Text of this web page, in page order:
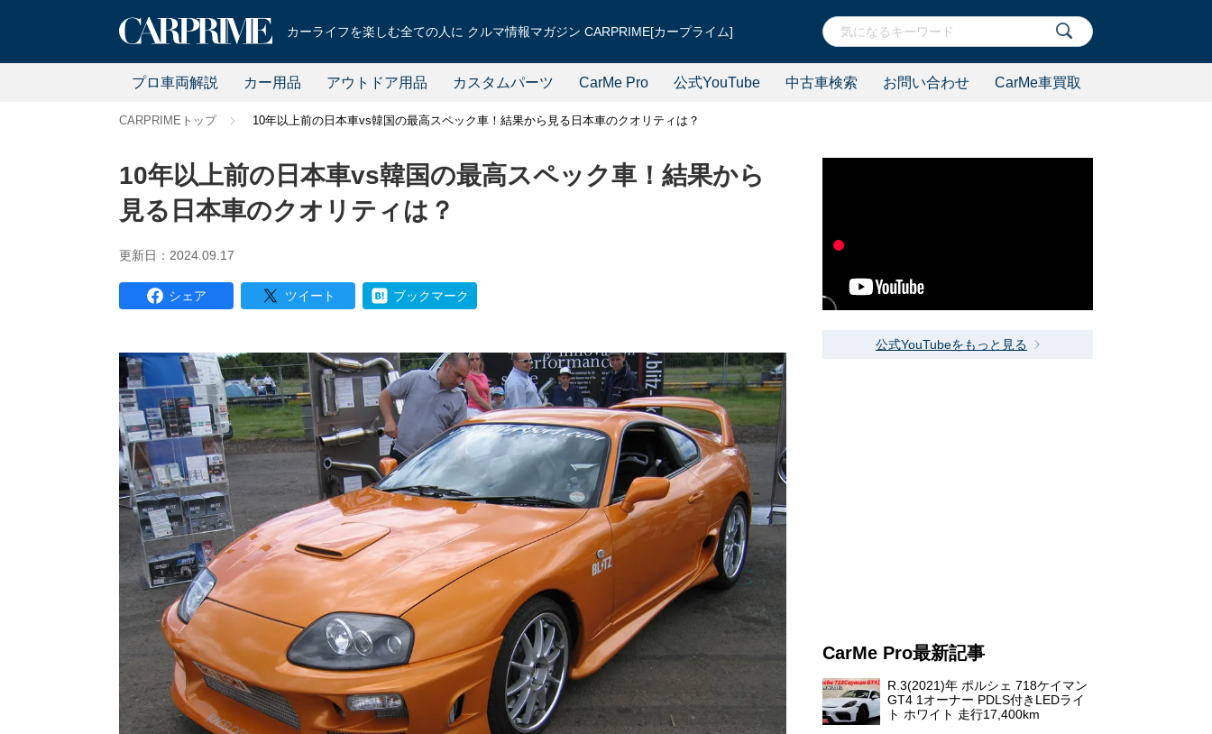
カーライフを楽しむ全ての人に クルマ情報マガジン CARPRIME[カープライム]
プロ車両解説 カー用品 アウトドア用品 カスタムパーツ CarMe Pro 公式YouTube 中古車検索 お問い合わせ CarMe車買取
CARPRIMEトップ 10年以上前の日本車vs韓国の最高スペック車！結果から見る日本車のクオリティは？
10年以上前の日本車vs韓国の最高スペック車！結果から
見る日本車のクオリティは？
更新日：2024.09.17
シェア ツイート ブックマーク
公式YouTubeをもっと見る
CarMe Pro最新記事
R.3(2021)年 ポルシェ 718ケイマン
GT4 1オーナー PDLS付きLEDライ
ト ホワイト 走行17,400km